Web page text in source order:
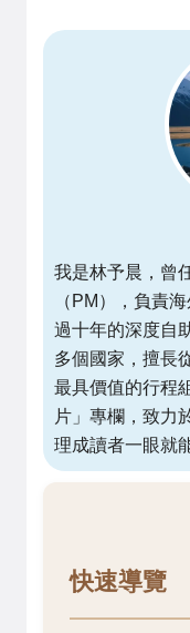
我是林予晨，曾
（PM），負責
過十年的深度自
多個國家，擅長
最具價值的行程
片」專欄，致力
理成讀者一眼就
快速導覽